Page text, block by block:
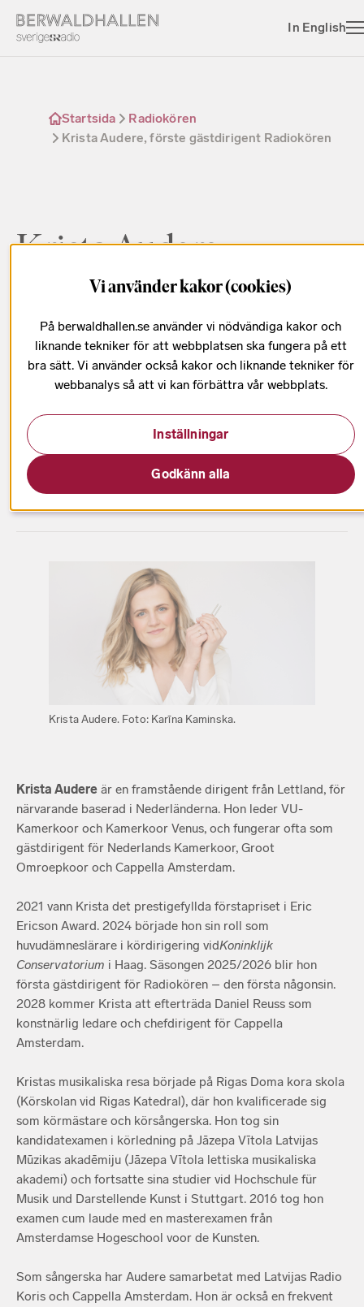
In English
Startsida
Radiokören
Krista Audere, förste gästdirigent Radiokören
Krista Audere -
Radiokörens första
förste gästdirigent
2021 vann hon den prestigefyllda tävlingen för
kördirigenter - Eric Ericson Awards. Från hösten
2025 är hon Radiokörens förste gästdirigent!
Krista Audere. Foto: Karīna Kaminska.
Krista Audere är en framstående dirigent från Lettland, för
närvarande baserad i Nederländerna. Hon leder VU-
Kamerkoor och Kamerkoor Venus, och fungerar ofta som
gästdirigent för Nederlands Kamerkoor, Groot
Omroepkoor och Cappella Amsterdam.
2021 vann Krista det prestigefyllda förstapriset i Eric
Ericson Award. 2024 började hon sin roll som
huvudämneslärare i kördirigering vidKoninklijk
Conservatorium i Haag. Säsongen 2025/2026 blir hon
första gästdirigent för Radiokören – den första någonsin.
2028 kommer Krista att efterträda Daniel Reuss som
konstnärlig ledare och chefdirigent för Cappella
Amsterdam.
Kristas musikaliska resa började på Rigas Doma kora skola
(Körskolan vid Rigas Katedral), där hon kvalificerade sig
som körmästare och körsångerska. Hon tog sin
kandidatexamen i körledning på Jāzepa Vītola Latvijas
Mūzikas akadēmiju (Jāzepa Vītola lettiska musikaliska
akademi) och fortsatte sina studier vid Hochschule für
Musik und Darstellende Kunst i Stuttgart. 2016 tog hon
examen cum laude med en masterexamen från
Amsterdamse Hogeschool voor de Kunsten.
Som sångerska har Audere samarbetat med Latvijas Radio
Koris och Cappella Amsterdam. Hon är också en frekvent
Vi använder kakor (cookies)
På berwaldhallen.se använder vi nödvändiga kakor och
liknande tekniker för att webbplatsen ska fungera på ett
bra sätt. Vi använder också kakor och liknande tekniker för
webbanalys så att vi kan förbättra vår webbplats.
Godkänn alla
Inställningar